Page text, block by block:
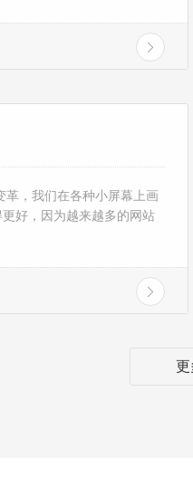
革，我们在各种小屏幕上画
好，因为越来越多的网站
更